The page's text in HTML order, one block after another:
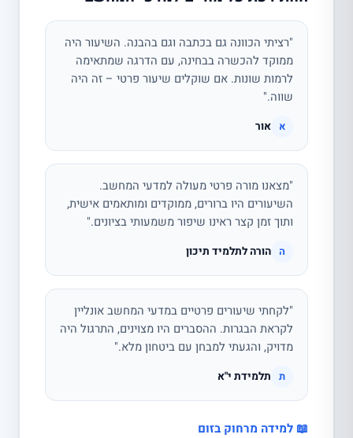
"רציתי הכוונה גם בכתבה וגם בהבנה. השיעור היה
ממוקד להכשרה בבחינה, עם הדרגה שמתאימה
לרמות שונות. אם שוקלים שיעור פרטי – זה היה
שווה."
א אור
"מצאנו מורה פרטי מעולה למדעי המחשב.
השיעורים היו ברורים, ממוקדים ומותאמים אישית,
ותוך זמן קצר ראינו שיפור משמעותי בציונים."
ה הורה לתלמיד תיכון
"לקחתי שיעורים פרטיים במדעי המחשב אונליין
לקראת הבגרות. ההסברים היו מצוינים, התרגול היה
מדויק, והגעתי למבחן עם ביטחון מלא."
ת תלמידת י"א
📖 למידה מרחוק בזום